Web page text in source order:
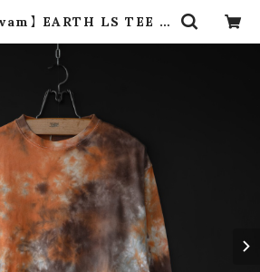
】 EARTH LS TEE (s